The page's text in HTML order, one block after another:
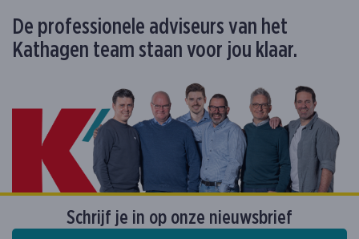
De professionele adviseurs van het
Kathagen team staan voor jou klaar.
Schrijf je in op onze nieuwsbrief